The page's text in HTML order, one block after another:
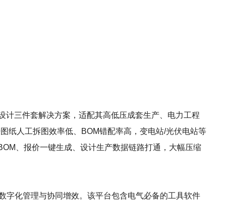
三件套解决方案，适配其高低压成套生产、电力工程
纸人工拆图效率低、BOM错配率高，变电站/光伏电站等
、报价一键生成、设计生产数据链路打通，大幅压缩
字化管理与协同增效。该平台包含电气必备的工具软件